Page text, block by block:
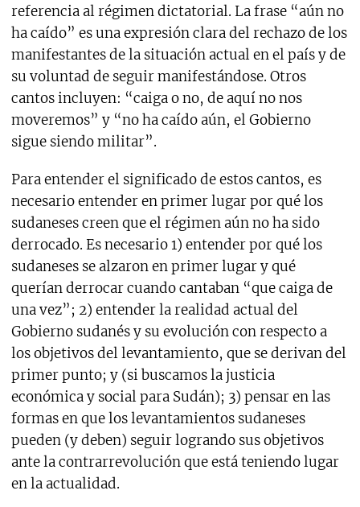
referencia al régimen dictatorial. La frase “aún no
ha caído” es una expresión clara del rechazo de los
manifestantes de la situación actual en el país y de
su voluntad de seguir manifestándose. Otros
cantos incluyen: “caiga o no, de aquí no nos
moveremos” y “no ha caído aún, el Gobierno
sigue siendo militar”.
Para entender el significado de estos cantos, es
necesario entender en primer lugar por qué los
sudaneses creen que el régimen aún no ha sido
derrocado. Es necesario 1) entender por qué los
sudaneses se alzaron en primer lugar y qué
querían derrocar cuando cantaban “que caiga de
una vez”; 2) entender la realidad actual del
Gobierno sudanés y su evolución con respecto a
los objetivos del levantamiento, que se derivan del
primer punto; y (si buscamos la justicia
económica y social para Sudán); 3) pensar en las
formas en que los levantamientos sudaneses
pueden (y deben) seguir logrando sus objetivos
ante la contrarrevolución que está teniendo lugar
en la actualidad.